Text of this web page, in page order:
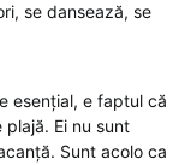
se dansează, se
esențial, e faptul că
Ei nu sunt
Sunt acolo ca